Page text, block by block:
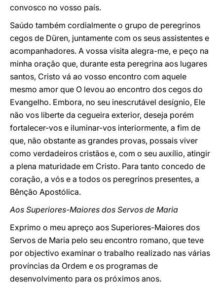
convosco no vosso país.
Saúdo também cordialmente o grupo de peregrinos
cegos de Düren, juntamente com os seus assistentes e
acompanhadores. A vossa visita alegra-me, e peço na
minha oração que, durante esta peregrina aos lugares
santos, Cristo vá ao vosso encontro com aquele
mesmo amor que O levou ao encontro dos cegos do
Evangelho. Embora, no seu inescrutável desígnio, Ele
não vos liberte da cegueira exterior, deseja porém
fortalecer-vos e iluminar-vos interiormente, a fim de
que, não obstante as grandes provas, possais viver
como verdadeiros cristãos e, com o seu auxílio, atingir
a plena maturidade em Cristo. Para tanto concedo de
coração, a vós e a todos os peregrinos presentes, a
Bênção Apostólica.
Aos Superiores-Maiores dos Servos de Maria
Exprimo o meu apreço aos Superiores-Maiores dos
Servos de Maria pelo seu encontro romano, que teve
por objectivo examinar o trabalho realizado nas várias
províncias da Ordem e os programas de
desenvolvimento para os próximos anos.